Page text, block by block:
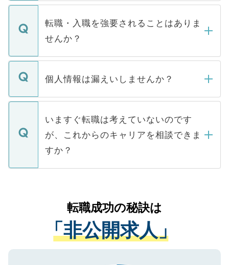
ます。通常、5営業日以内にはご連絡をせて
いただきますので、しばらくお待ちくださ
マイナビDOCTORで取り扱っている求人の
うち約3割は、Webサイトからご覧いただ
けない「非公開求人」です。非公開求人は
下記の理由によって、一般には公開してい
ません。
■応募殺到を避けるため 人気のある医療機
関を公にしてしまうと、応募が殺到する場
に、医療機関が求める条件に合った人材の
みを人材紹介会社に依頼するケースが増え
ています。
転職・入職を強要されることはありま
せんか？
転職・入職を強要することは一切ありませ
ん。また、仮に応募先から内定をいただい
定を承諾する必要はありません。内定先へ
の辞退の連絡はキャリアパートナーが行い
個人情報は漏えいしませんか？
個人情報が漏えいすることはありませんの
で、ご安心ください。当サイトからの登録
などで収集したご登録者様の個人情報は、
ご本人のキャリアアップおよび転職活動の
支援を目的に使用いたします。お預かりし
ているすべての個人データはご本人の許可
は、個人情報の取り扱いについての厳密な
管理基準を満たした事業者のみに付与され
る、プライバシーマークを取得済みです。
いますぐ転職は考えていないのです
が、これからのキャリアを相談できま
すか？
かがいして、現在の医療機関の状況や紹介
経験をまじえながら、適切なアドバイスを
させていただきます。すぐにご転職をされ
ない方には、長期的なサポートが可能です
ので、まずはご登録ください。
転職成功の秘訣は
「非公開求人」